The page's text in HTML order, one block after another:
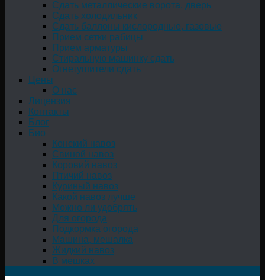
Cдать металлические ворота, дверь
Сдать холодильник
Сдать баллоны кислородные, газовые
Прием сетки рабицы
Прием арматуры
Стиральную машинку сдать
Огнетушители сдать
Цены
О нас
Лицензия
Контакты
Блог
Био
Конский навоз
Свиной навоз
Коровий навоз
Птичий навоз
Куриный навоз
Какой навоз лучше
Можно ли удобрять
Для огорода
Подкормка огорода
Машина, мешалка
Жидкий навоз
В мешках